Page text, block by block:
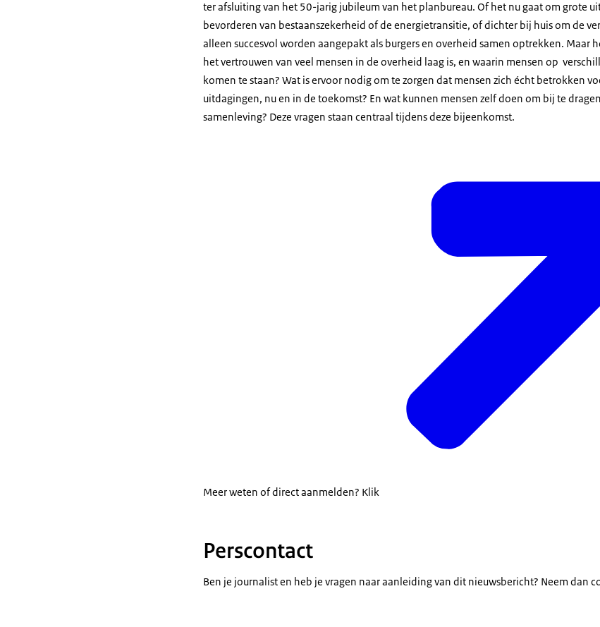
ter afsluiting van het 50-jarig jubileum van het planbureau. Of het nu gaat om grote
bevorderen van bestaanszekerheid of de energietransitie, of dichter bij huis om de
alleen succesvol worden aangepakt als burgers en overheid samen optrekken. Maar
het vertrouwen van veel mensen in de overheid laag is, en waarin mensen op
komen te staan? Wat is ervoor nodig om te zorgen dat mensen zich écht betrokken
uitdagingen, nu en in de toekomst? En wat kunnen mensen zelf doen om bij te
samenleving? Deze vragen staan centraal tijdens deze bijeenkomst.
Meer weten of direct aanmelden? Klik
Perscontact
Ben je journalist en heb je vragen naar aanleiding van dit nieuwsbericht? Neem dan